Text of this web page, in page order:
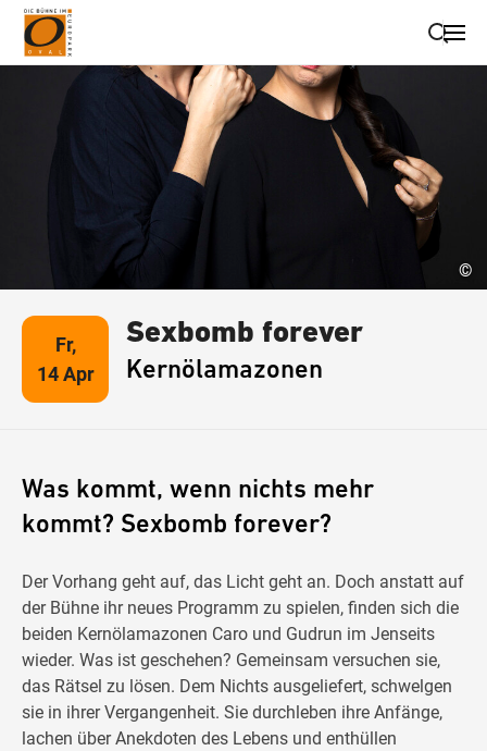
Suche schließen
Wegbeschreibung erhalten
©
Fr,
14 Apr
Sexbomb forever
Kernölamazonen
Was kommt, wenn nichts mehr
kommt? Sexbomb forever?
Der Vorhang geht auf, das Licht geht an. Doch anstatt auf
der Bühne ihr neues Programm zu spielen, finden sich die
beiden Kernölamazonen Caro und Gudrun im Jenseits
wieder. Was ist geschehen? Gemeinsam versuchen sie,
das Rätsel zu lösen. Dem Nichts ausgeliefert, schwelgen
sie in ihrer Vergangenheit. Sie durchleben ihre Anfänge,
lachen über Anekdoten des Lebens und enthüllen